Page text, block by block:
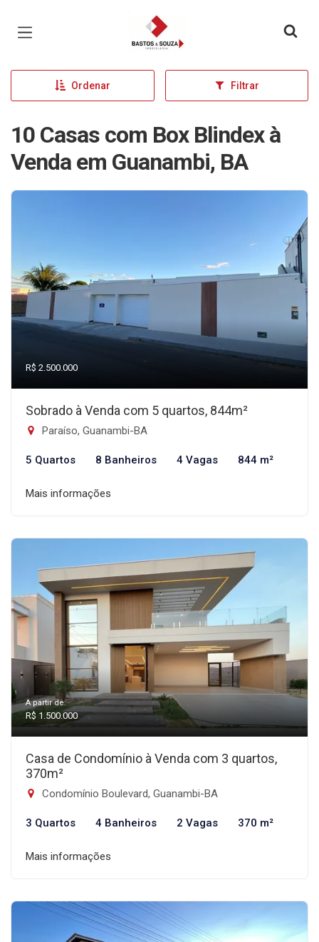
Página inicial
Ordenar Filtrar
10 Casas com Box Blindex à
Venda em Guanambi, BA
R$ 2.500.000
Sobrado à Venda com 5 quartos, 844m²
Paraíso, Guanambi-BA
5 Quartos 8 Banheiros 4 Vagas 844 m²
Mais informações
A partir de:
R$ 1.500.000
Casa de Condomínio à Venda com 3 quartos,
370m²
Condomínio Boulevard, Guanambi-BA
3 Quartos 4 Banheiros 2 Vagas 370 m²
Mais informações